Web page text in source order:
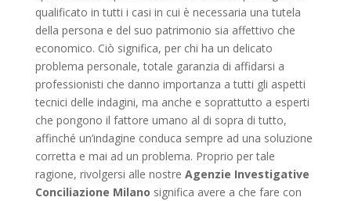
qualificato in tutti i casi in cui è necessaria una tutela
della persona e del suo patrimonio sia affettivo che
economico. Ciò significa, per chi ha un delicato
problema personale, totale garanzia di affidarsi a
professionisti che danno importanza a tutti gli aspetti
tecnici delle indagini, ma anche e soprattutto a esperti
che pongono il fattore umano al di sopra di tutto,
affinché un’indagine conduca sempre ad una soluzione
corretta e mai ad un problema. Proprio per tale
ragione, rivolgersi alle nostre Agenzie Investigative
Conciliazione Milano significa avere a che fare con